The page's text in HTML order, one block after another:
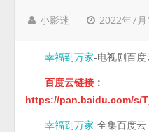
小影迷 2022年7月
幸福到万家-电视剧百度
百度云链接 ：
https://pan.baidu.com/s/
幸福到万家-全集百度云